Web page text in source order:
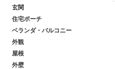
玄関
住宅ポーチ
ベランダ・バルコニー
外観
屋根
外壁